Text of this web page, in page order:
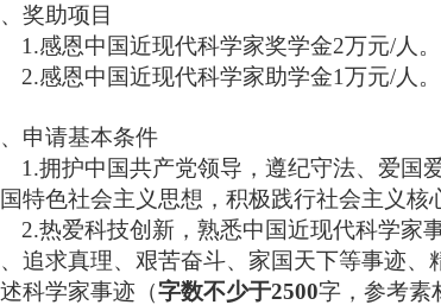
奖助项目
1.感恩中国近现代科学家奖学金2万元/人。
2.感恩中国近现代科学家助学金1万元/人。
申请基本条件
1.拥护中国共产党领导，遵纪守法、爱国
特色社会主义思想，积极践行社会主义核
2.热爱科技创新，熟悉中国近现代科学家
追求真理、艰苦奋斗、家国天下等事迹
科学家事迹（字数不少于2500字，参考素